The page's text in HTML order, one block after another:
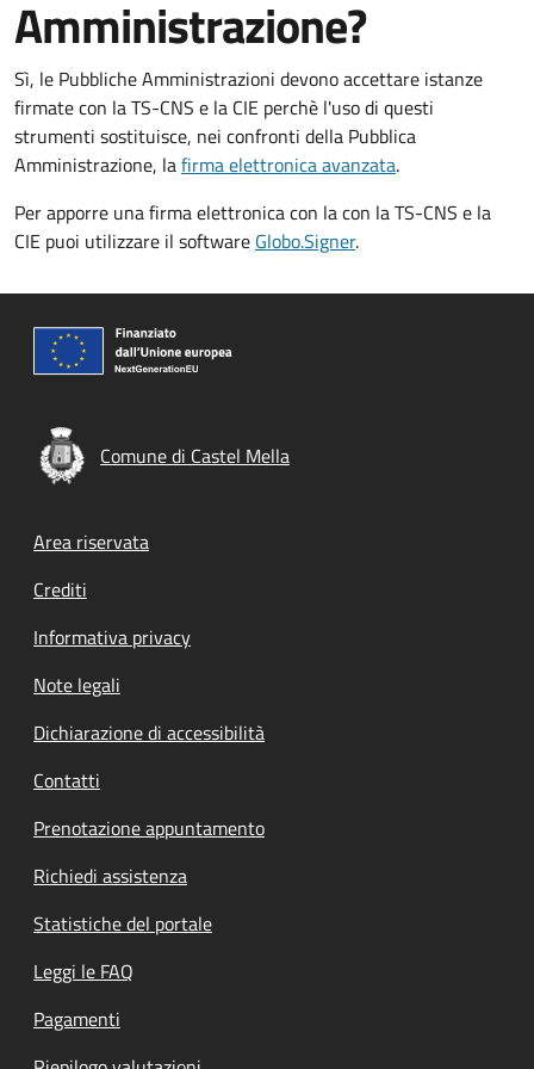
Amministrazione?
Sì, le Pubbliche Amministrazioni devono accettare istanze
firmate con la TS-CNS e la CIE perchè l'uso di questi
strumenti sostituisce, nei confronti della Pubblica
Amministrazione, lafirma elettronica avanzata.
Per apporre una firma elettronica con la con la TS-CNS e la
CIE puoi utilizzare il software Globo.Signer.
Comune di Castel Mella
Footer menu
Area riservata
Crediti
Informativa privacy
Note legali
Dichiarazione di accessibilità
Contatti
Prenotazione appuntamento
Richiedi assistenza
Statistiche del portale
Leggi le FAQ
Pagamenti